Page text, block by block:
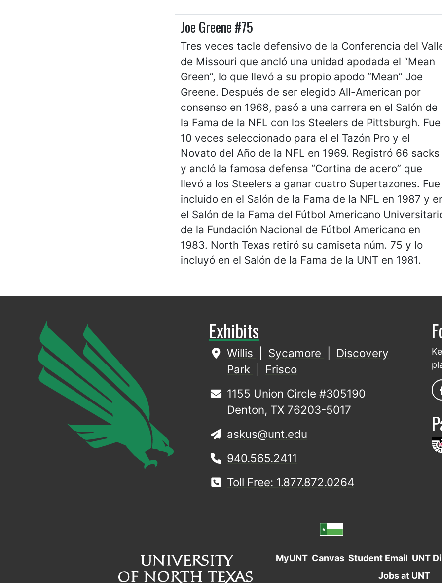
Joe Greene #75
Tres veces tacle defensivo de la Conferencia del
de Missouri que ancló una unidad apodada el “Mean
Green”, lo que llevó a su propio apodo “Mean” Joe
Greene. Después de ser elegido All-American por
consenso en 1968, pasó a una carrera en el Salón de
la Fama de la NFL con los Steelers de Pittsburgh. Fue
10 veces seleccionado para el el Tazón Pro y el
Novato del Año de la NFL en 1969. Registró 66 sacks
y ancló la famosa defensa “Cortina de acero” que
llevó a los Steelers a ganar cuatro Supertazones. Fue
incluido en el Salón de la Fama de la NFL en 1987 y
el Salón de la Fama del Fútbol Americano
de la Fundación Nacional de Fútbol Americano en
1983. North Texas retiró su camiseta núm. 75 y lo
incluyó en el Salón de la Fama de la UNT en 1981.
Exhibits
Willis Sycamore
Discovery
Park
Frisco
1155 Union Circle #305190
Denton, TX 76203-5017
askus@unt.edu
940.565.2411
Toll Free: 1.877.872.0264
MyUNT Canvas Student Email UNT
Jobs at UNT